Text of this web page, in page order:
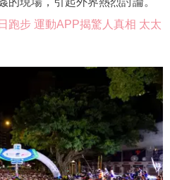
跑步 運動APP揭驚人真相 太太